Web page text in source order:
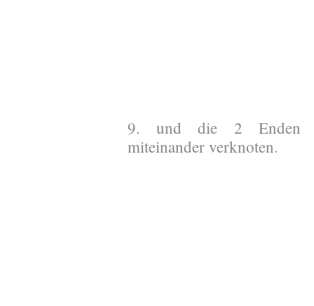
9. und die 2 Enden
miteinander verknoten.